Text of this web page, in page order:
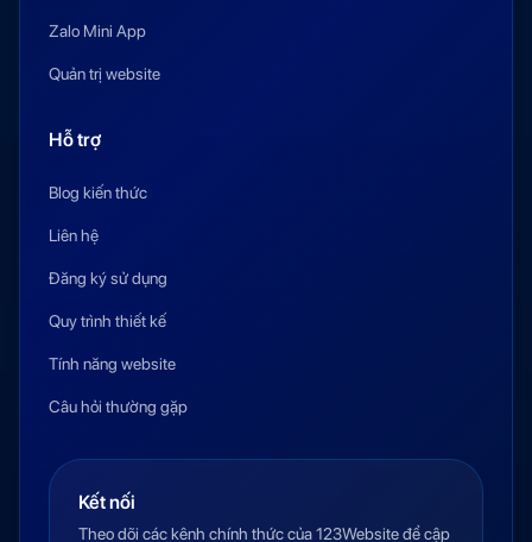
Zalo Mini App
Quản trị website
Hỗ trợ
Blog kiến thức
Liên hệ
Đăng ký sử dụng
Quy trình thiết kế
Tính năng website
Câu hỏi thường gặp
Kết nối
Theo dõi các kênh chính thức của 123Website để cập